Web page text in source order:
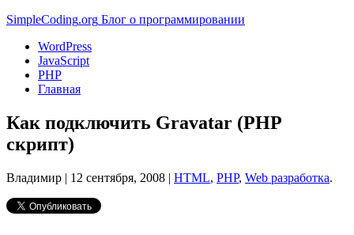
SimpleCoding.org Блог о программировании
WordPress
JavaScript
PHP
Главная
Как подключить Gravatar (PHP
скрипт)
Владимир | 12 сентября, 2008 | HTML, PHP, Web разработка.